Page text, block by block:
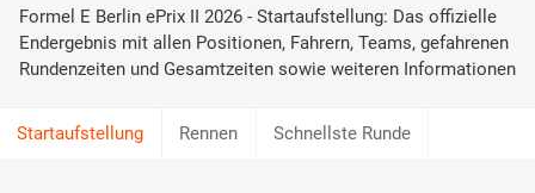
Formel E Berlin ePrix II 2026 - Startaufstellung: Das offizielle
Endergebnis mit allen Positionen, Fahrern, Teams, gefahrenen
Rundenzeiten und Gesamtzeiten sowie weiteren Informationen
Rennen Schnellste Runde